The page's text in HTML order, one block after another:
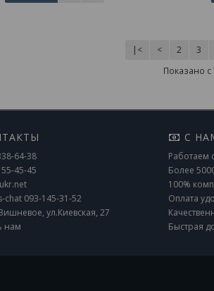
|< < 2 3
Показано с
64-38
45-45
chat 093-145-31-52
ул.Киевская, 27
нам
С
Работаем
Более
100%
Оплата
Быстрая